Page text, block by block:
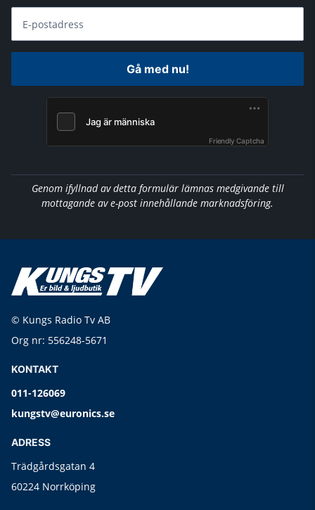
E-postadress
Gå med nu!
Friendly Captcha
Genom ifyllnad av detta formulär lämnas medgivande till
mottagande av e-post innehållande marknadsföring.
© Kungs Radio Tv AB
Org nr: 556248-5671
KONTAKT
011-126069
kungstv@euronics.se
ADRESS
Trädgårdsgatan 4
60224 Norrköping